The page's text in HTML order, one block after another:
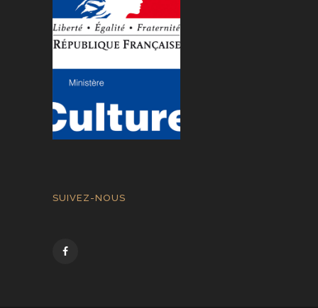
SUIVEZ-NOUS